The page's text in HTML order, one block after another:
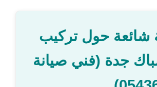
شائعة حول تركيب
جدة (فني صيانة